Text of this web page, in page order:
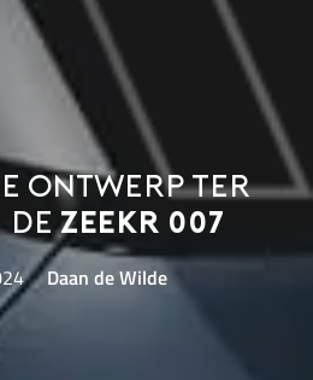
ontwerp ter
deZeekr 007
Daan de Wilde